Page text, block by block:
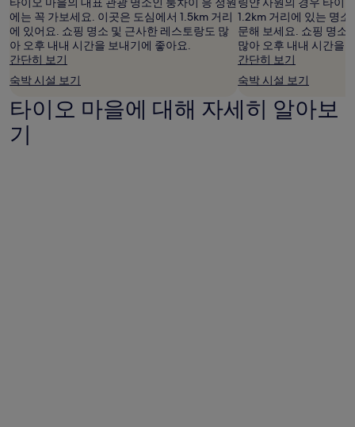
용
될
수
있
습
니
다.
에는 꼭 가보세요. 이곳은 도심에서 1.5km 거리
에 있어요. 쇼핑 명소 및 근사한 레스토랑도 많
아 오후 내내 시간을 보내기에 좋아요.
간단히 보기
숙박 시설 보기
1.2km 거리에 있는 명
문해 보세요. 쇼핑 명소
많아 오후 내내 시간을
간단히 보기
숙박 시설 보기
타이오 마을에 대해 자세히 알아보
기